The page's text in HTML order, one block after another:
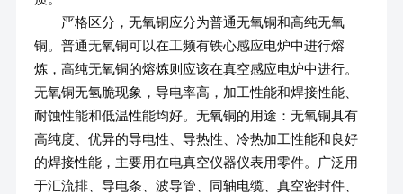
严格区分，无氧铜应分为普通无氧铜和高纯无氧
铜。普通无氧铜可以在工频有铁心感应电炉中进行熔
炼，高纯无氧铜的熔炼则应该在真空感应电炉中进行。
无氧铜无氢脆现象，导电率高，加工性能和焊接性能、
耐蚀性能和低温性能均好。无氧铜的用途：无氧铜具有
高纯度、优异的导电性、导热性、冷热加工性能和良好
的焊接性能，主要用在电真空仪器仪表用零件。广泛用
于汇流排、导电条、波导管、同轴电缆、真空密封件、